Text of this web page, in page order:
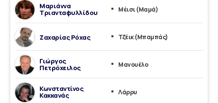
Μαριάννα
Τριανταφυλλίδου Μέισι (Μαμά)
Ζαχαρίας Ρόχας Τζέικ (Μπαμπάς)
Γιώργος
Πετρόχειλος Μανουέλο
Κωνσταντίνος
Κακκανάς Λάρρυ